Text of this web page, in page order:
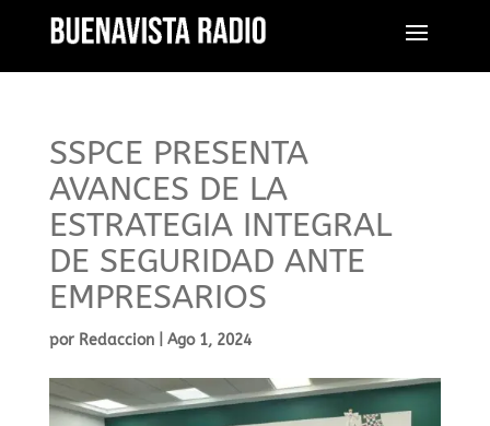
SSPCE PRESENTA
AVANCES DE LA
ESTRATEGIA INTEGRAL
DE SEGURIDAD ANTE
EMPRESARIOS
por Redaccion| Ago 1, 2024